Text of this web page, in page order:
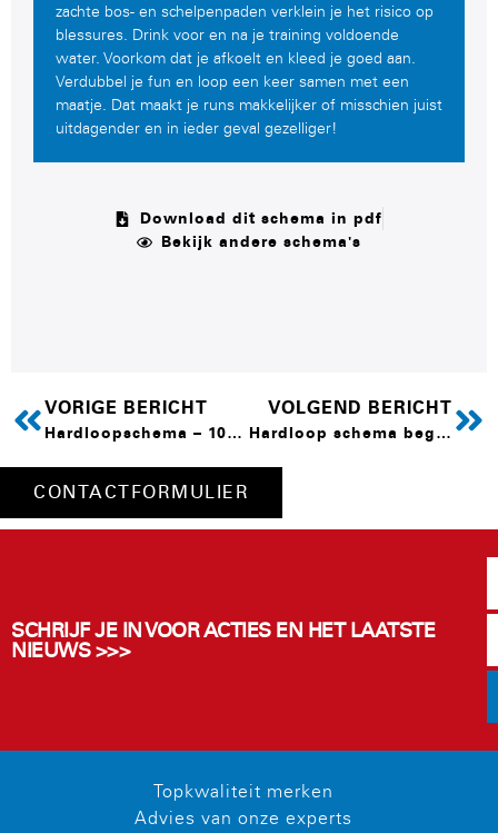
zachte bos- en schelpenpaden verklein je het risico op
blessures. Drink voor en na je training voldoende
water. Voorkom dat je afkoelt en kleed je goed aan.
Verdubbel je fun en loop een keer samen met een
maatje. Dat maakt je runs makkelijker of misschien juist
uitdagender en in ieder geval gezelliger!
Download dit schema in pdf
Bekijk andere schema's
VORIGE BERICHT
Hardloopschema – 10-15KM
VOLGEND BERICHT
Hardloop schema beginner
CONTACTFORMULIER
SCHRIJF JE IN VOOR ACTIES EN HET LAATSTE
NIEUWS >>>
Topkwaliteit merken
Advies van onze experts